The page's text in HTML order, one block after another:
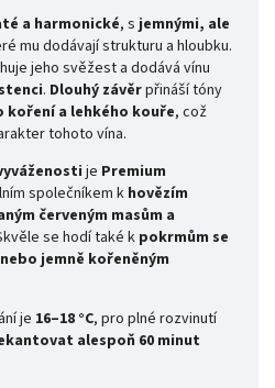
a harmonické, sjemnými, ale
mu dodávají strukturu a hloubku.
jeho svěžest a dodává vínu
. Dlouhý závěrpřináší tóny
koření a lehkého kouře, což
tohoto vína.
je Premium
společníkem k hovězím
červeným masům a
se hodí také k pokrmům se
jemně kořeněným
je 16–18 °C, pro plné rozvinutí
alespoň 60 minut